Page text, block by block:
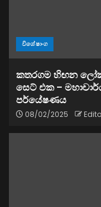
විශේෂාංග
කතරගම හිඟන
සෙට් එක –
පර්යේෂණය
08/02/2025